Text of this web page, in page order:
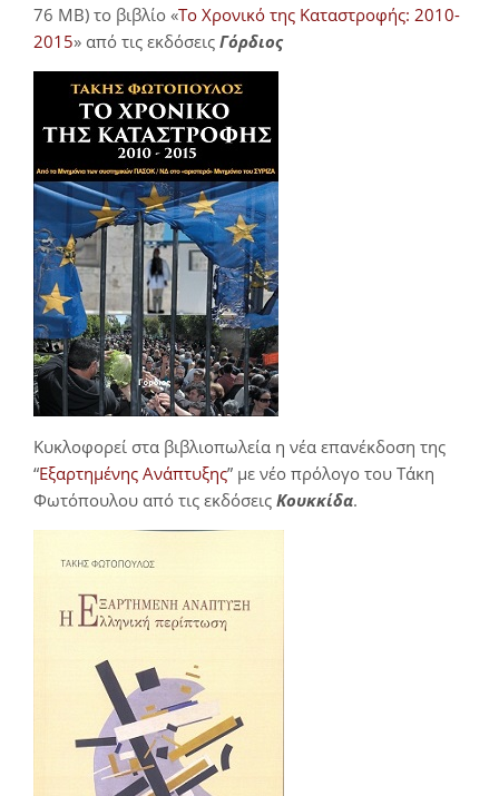
76 MB) το βιβλίο «Το Χρονικό της Καταστροφής: 2010-
2015» από τις εκδόσεις Γόρδιος
Κυκλοφορεί στα βιβλιοπωλεία η νέα επανέκδοση της
“Εξαρτημένης Ανάπτυξης” με νέο πρόλογο του Τάκη
Φωτόπουλου από τις εκδόσεις Κουκκίδα.